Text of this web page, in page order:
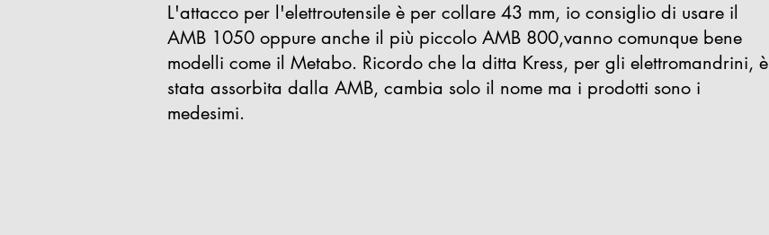
L'attacco per l'elettroutensile è per collare 43 mm, io consiglio di usare il
AMB 1050 oppure anche il più piccolo AMB 800,vanno comunque bene
modelli come il Metabo. Ricordo che la ditta Kress, per gli elettromandrini, è
stata assorbita dalla AMB, cambia solo il nome ma i prodotti sono i
medesimi.